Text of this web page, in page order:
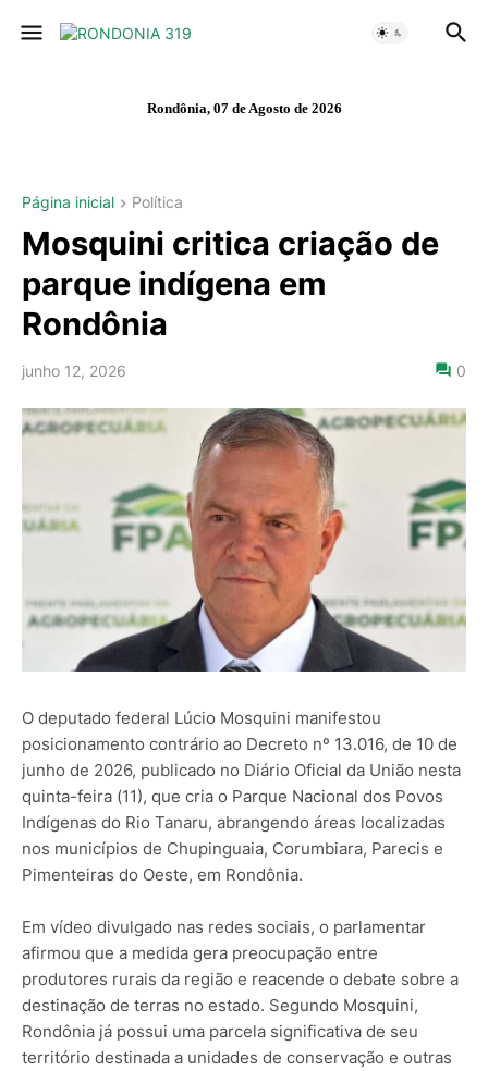
Rondônia, 07 de Agosto de 2026
Página inicial Política
Mosquini critica criação de
parque indígena em
Rondônia
junho 12, 2026 0
O deputado federal Lúcio Mosquini manifestou
posicionamento contrário ao Decreto nº 13.016, de 10 de
junho de 2026, publicado no Diário Oficial da União nesta
quinta-feira (11), que cria o Parque Nacional dos Povos
Indígenas do Rio Tanaru, abrangendo áreas localizadas
nos municípios de Chupinguaia, Corumbiara, Parecis e
Pimenteiras do Oeste, em Rondônia.
Em vídeo divulgado nas redes sociais, o parlamentar
afirmou que a medida gera preocupação entre
produtores rurais da região e reacende o debate sobre a
destinação de terras no estado. Segundo Mosquini,
Rondônia já possui uma parcela significativa de seu
território destinada a unidades de conservação e outras